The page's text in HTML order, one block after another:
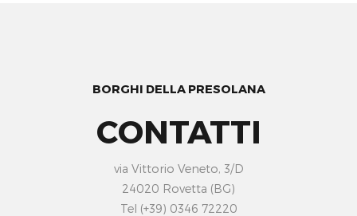
BORGHI DELLA PRESOLANA
CONTATTI
via Vittorio Veneto, 3/D
24020 Rovetta (BG)
Tel (+39) 0346 72220